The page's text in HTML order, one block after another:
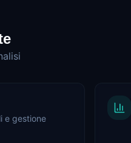
e gestione